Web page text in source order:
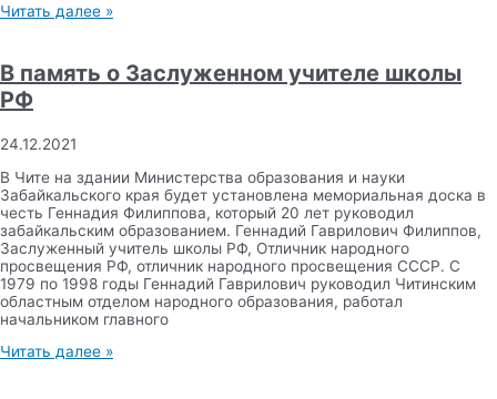
Читать далее »
В память о Заслуженном учителе школы
РФ
24.12.2021
В Чите на здании Министерства образования и науки
Забайкальского края будет установлена мемориальная доска в
честь Геннадия Филиппова, который 20 лет руководил
забайкальским образованием. Геннадий Гаврилович Филиппов,
Заслуженный учитель школы РФ, Отличник народного
просвещения РФ, отличник народного просвещения СССР. С
1979 по 1998 годы Геннадий Гаврилович руководил Читинским
областным отделом народного образования, работал
начальником главного
Читать далее »